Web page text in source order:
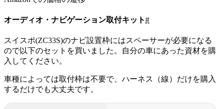
オーディオ・ナビゲーション取付キット#
スイスポ(ZC33S)のナビ設置枠にはスペーサーが必要になる
ので以下のセットを買いました。自分の車にあった資材を購
入してください。
車種によっては取付枠は不要で、ハーネス（線）だけを購入
するだけでも大丈夫です。